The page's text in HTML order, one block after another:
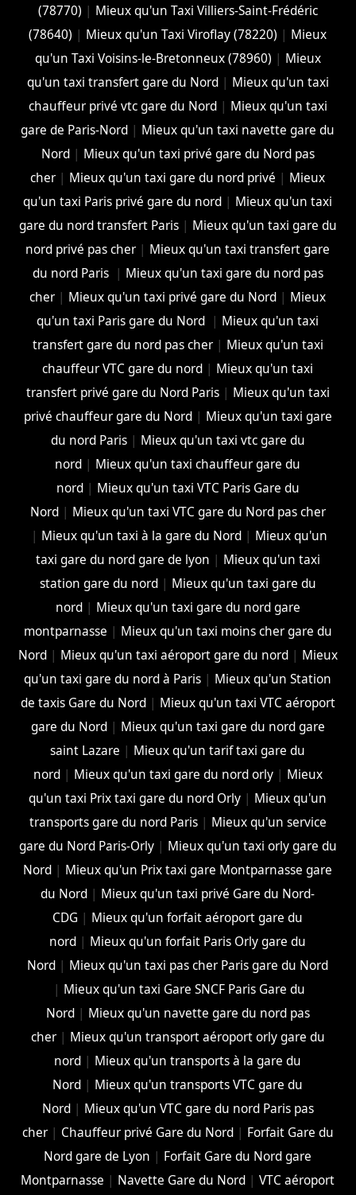
(78770) | Mieux qu'un Taxi Villiers-Saint-Frédéric
(78640) | Mieux qu'un Taxi Viroflay (78220) | Mieux
qu'un Taxi Voisins-le-Bretonneux (78960) | Mieux
qu'un taxi transfert gare du Nord| Mieux qu'un taxi
chauffeur privé vtc gare du Nord| Mieux qu'un taxi
gare de Paris-Nord | Mieux qu'un taxi navette gare du
Nord| Mieux qu'un taxi privé gare du Nord pas
cher | Mieux qu'un taxi gare du nord privé | Mieux
qu'un taxi Paris privé gare du nord | Mieux qu'un taxi
gare du nord transfert Paris| Mieux qu'un taxi gare du
nord privé pas cher | Mieux qu'un taxi transfert gare
du nord Paris | Mieux qu'un taxi gare du nord pas
cher | Mieux qu'un taxi privé gare du Nord | Mieux
qu'un taxi Paris gare du Nord | Mieux qu'un taxi
transfert gare du nord pas cher| Mieux qu'un taxi
chauffeur VTC gare du nord | Mieux qu'un taxi
transfert privé gare du Nord Paris| Mieux qu'un taxi
privé chauffeur gare du Nord| Mieux qu'un taxi gare
du nord Paris| Mieux qu'un taxi vtc gare du
nord | Mieux qu'un taxi chauffeur gare du
nord| Mieux qu'un taxi VTC Paris Gare du
Nord| Mieux qu'un taxi VTC gare du Nord pas cher
| Mieux qu'un taxi à la gare du Nord | Mieux qu'un
taxi gare du nord gare de lyon | Mieux qu'un taxi
station gare du nord| Mieux qu'un taxi gare du
nord| Mieux qu'un taxi gare du nord gare
montparnasse | Mieux qu'un taxi moins cher gare du
Nord| Mieux qu'un taxi aéroport gare du nord| Mieux
qu'un taxi gare du nord à Paris | Mieux qu'un Station
de taxis Gare du Nord| Mieux qu'un taxi VTC aéroport
gare du Nord| Mieux qu'un taxi gare du nord gare
saint Lazare | Mieux qu'un tarif taxi gare du
nord| Mieux qu'un taxi gare du nord orly| Mieux
qu'un taxi Prix taxi gare du nord Orly | Mieux qu'un
transports gare du nord Paris| Mieux qu'un service
gare du Nord Paris-Orly| Mieux qu'un taxi orly gare du
Nord | Mieux qu'un Prix taxi gare Montparnasse gare
du Nord | Mieux qu'un taxi privé Gare du Nord-
CDG | Mieux qu'un forfait aéroport gare du
nord | Mieux qu'un forfait Paris Orly gare du
Nord | Mieux qu'un taxi pas cher Paris gare du Nord
| Mieux qu'un taxi Gare SNCF Paris Gare du
Nord| Mieux qu'un navette gare du nord pas
cher| Mieux qu'un transport aéroport orly gare du
nord | Mieux qu'un transports à la gare du
Nord | Mieux qu'un transports VTC gare du
Nord| Mieux qu'un VTC gare du nord Paris pas
cher| Chauffeur privé Gare du Nord| Forfait Gare du
Nord gare de Lyon | Forfait Gare du Nord gare
Montparnasse | Navette Gare du Nord |VTC aéroport